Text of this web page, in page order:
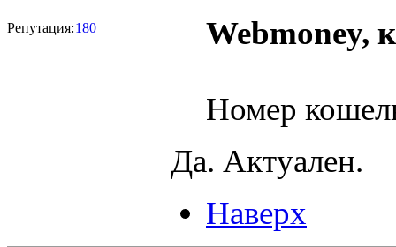
Репутация:180 Webmoney,
Номер
Да. Актуален.
Наверх